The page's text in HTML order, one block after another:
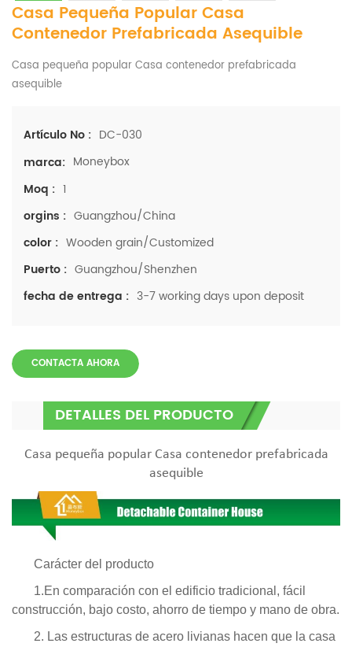
Casa Pequeña Popular Casa
Contenedor Prefabricada Asequible
Casa pequeña popular Casa contenedor prefabricada
asequible
Artículo No : DC-030
marca: Moneybox
Moq : 1
orgins : Guangzhou/China
color : Wooden grain/Customized
Puerto : Guangzhou/Shenzhen
fecha de entrega : 3-7 working days upon deposit
CONTACTA AHORA
DETALLES DEL PRODUCTO
Casa pequeña popular Casa contenedor prefabricada
asequible
Carácter del producto
1.En comparación con el edificio tradicional, fácil
construcción, bajo costo, ahorro de tiempo y mano de obra.
2. Las estructuras de acero livianas hacen que la casa